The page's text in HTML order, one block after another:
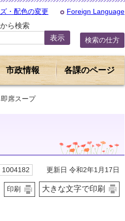
・配色の変更 Foreign Language
ら検索
検索の仕方
市政情報 各課のページ
席スープ
1004182 更新日 令和2年1月17日
印刷 大きな文字で印刷